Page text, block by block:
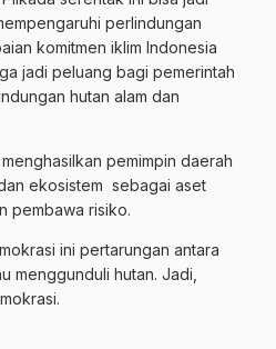
perlindungan
komitmen iklim Indonesia
jadi peluang bagi pemerintah
hutan alam dan
pemimpin daerah
ekosistem sebagai aset
pembawa risiko.
ini pertarungan antara
menggunduli hutan. Jadi,